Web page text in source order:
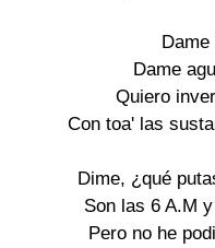
Dame
Quiero
Con toa' las
Dime, ¿qué
Son las 6 A.M
Pero no he